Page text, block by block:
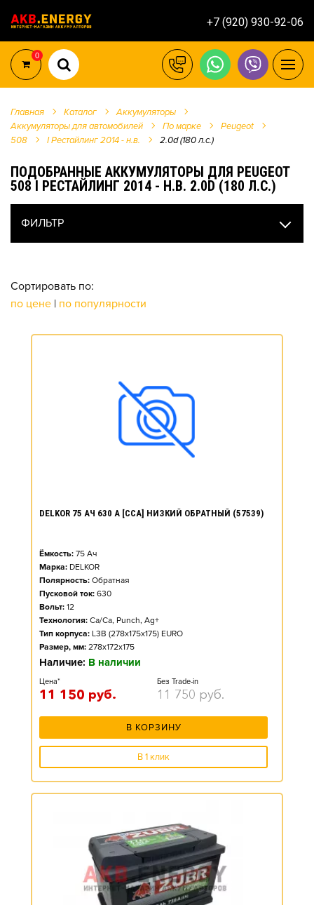
+7 (920) 930-92-06
0
Главная Каталог
Аккумуляторы
Аккумуляторы для автомобилей
По марке
Peugeot
508
I Рестайлинг 2014 - н.в. 2.0d (180 л.с.)
ПОДОБРАННЫЕ АККУМУЛЯТОРЫ ДЛЯ PEUGEOT
508 I РЕСТАЙЛИНГ 2014 - Н.В. 2.0D (180 Л.С.)
ФИЛЬТР
Сортировать по:
по цене | по популярности
DELKOR 75 АЧ 630 А [CCA] НИЗКИЙ ОБРАТНЫЙ (57539)
Ёмкость: 75 Ач
Марка: DELKOR
Полярность: Обратная
Пусковой ток: 630
Вольт: 12
Технология: Ca/Ca, Punch, Ag+
Тип корпуса: L3B (278x175x175) EURO
Размер, мм: 278x172x175
Наличие: В наличии
Цена*
11 150 руб.
Без Trade-in
11 750 руб.
В КОРЗИНУ
В 1 клик